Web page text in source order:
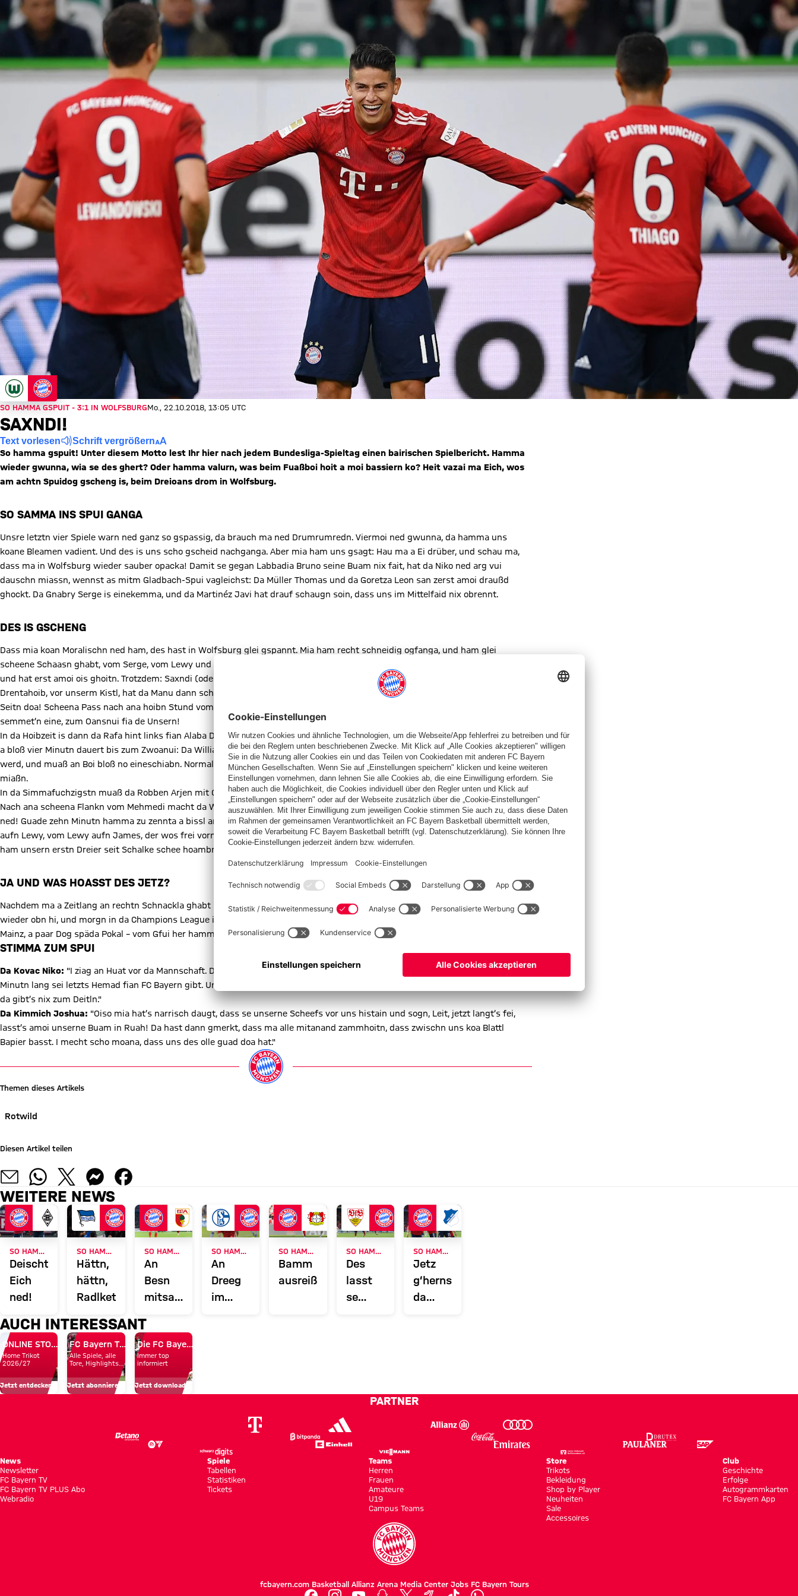
SO HAMMA GSPUIT - 3:1 IN WOLFSBURGMo., 22.10.2018, 13:05 UTC
SAXNDI!
Text vorlesen Schrift vergrößern
So hamma gspuit! Unter diesem Motto lest Ihr hier nach jedem Bundesliga-Spieltag einen bairischen Spielbericht. Hamma
wieder gwunna, wia se des ghert? Oder hamma valurn, was beim Fuaßboi hoit a moi bassiern ko? Heit vazai ma Eich, wos
am achtn Spuidog gscheng is, beim Dreioans drom in Wolfsburg.
SO SAMMA INS SPUI GANGA
Unsre letztn vier Spiele warn ned ganz so gspassig, da brauch ma ned Drumrumredn. Viermoi ned gwunna, da hamma uns
koane Bleamen vadient. Und des is uns scho gscheid nachganga. Aber mia ham uns gsagt: Hau ma a Ei drüber, und schau ma,
dass ma in Wolfsburg wieder sauber opacka! Damit se gegan Labbadia Bruno seine Buam nix fait, hat da Niko ned arg vui
dauschn miassn, wennst as mitm Gladbach-Spui vagleichst: Da Müller Thomas und da Goretza Leon san zerst amoi draußd
ghockt. Da Gnabry Serge is einekemma, und da Martinéz Javi hat drauf schaugn soin, dass uns im Mittelfaid nix obrennt.
DES IS GSCHENG
Dass mia koan Moralischn ned ham, des hast in Wolfsburg glei gspannt. Mia ham recht schneidig ogfanga, und ham glei
scheene Schaasn ghabt, vom Serge, vom Lewy und vom James. Aber da Casteels im Kastn vom VfL is ja a koa Haubndaucha,
und hat erst amoi ois ghoitn. Trotzdem: Saxndi (oder a Niedersaxn di, mia san ja in Wolfsburg!), so woi ma unsre Bayern segn!
Drentahoib, vor unserm Kistl, hat da Manu dann schee langsam a was zum Doa kriagt – aber an Duschara hat’s auf da andern
Seitn doa! Scheena Pass nach ana hoibn Stund vom Mats aufn Lewy, da Thiago lasst’n pfenningguad durch, und da Lewy
semmet’n eine, zum Oansnui fia de Unsern!
In da Hoibzeit is dann da Rafa hint links fian Alaba David einekemma, und mia ham koa bissl nachlassn. Und deswegn hat’s dann
a bloß vier Minutn dauert bis zum Zwoanui: Da William vo Wolfsburg kepfet vui z’kurz zum Casteels, da Lewy merkt, wos gspuit
werd, und muaß an Boi bloß no eineschiabn. Normalerweis is jetzad da Kad bissn, aber mia ham dann do no aweng ziddan
miaßn.
In da Simmafuchzigstn muaß da Robben Arjen mit Gaibrot nunta, und sechs Minutn drauf kassier ma pfeigrad as Zwoaoans.
Nach ana scheena Flankn vom Mehmedi macht da Weghorst sei Heisl. Ja Kreizdeife, geht des ebba wieder in’d Hosn? Na, gwiß
ned! Guade zehn Minutn hamma zu zennta a bissl an Fadn valorn. Aber in da Zwoarasibbzigstn lafft da Boi schee vom Thiago
aufn Lewy, vom Lewy aufn James, der wos frei vorm Heisl steht – und as Dreioans macht. Da war’d Mess dann gsunga, und mia
ham unsern erstn Dreier seit Schalke schee hoambracht.
JA UND WAS HOASST DES JETZ?
Nachdem ma a Zeitlang an rechtn Schnackla ghabt ham, soitat’s jetzad vorbei sei mit unserm Grant. In da Liga schnufen ma
wieder obn hi, und morgn in da Champions League in Athen woi ma glei unsern nächstn Dreier mitgeh lassn. Samsdog dann
Mainz, a paar Dog späda Pokal – vom Gfui her hamma a guads Gfui, dass jetzad ois schee ins Laffa kimmt bei uns.
STIMMA ZUM SPUI
Da Kovac Niko: "I ziag an Huat vor da Mannschaft. Des war gwiß ned leicht fia meine Buam. Aber mia woitn, dass a jeda neinzg
Minutn lang sei letzts Hemad fian FC Bayern gibt. Und des hamm’s guad hibracht. Des Dreioans war genau as richtige Ergebnis,
da gibt’s nix zum Deitln."
Da Kimmich Joshua: "Oiso mia hat’s narrisch daugt, dass se unserne Scheefs vor uns histain und sogn, Leit, jetzt langt’s fei,
lasst’s amoi unserne Buam in Ruah! Da hast dann gmerkt, dass ma alle mitanand zammhoitn, dass zwischn uns koa Blattl
Bapier basst. I mecht scho moana, dass uns des olle guad doa hat."
Themen dieses Artikels
Rotwild
Diesen Artikel teilen
WEITERE NEWS
Deischt’s
Eich
ned!
Hättn,
hättn,
Radlkettn
An
Besn
mitsamt
Butzfrau
An
Dreeg
im
Bamm
ausreißn!
Des
lasst
se
Jetz
g’herns
da
AUCH INTERESSANT
ONLINE STORE
Home Trikot
2026/27
Jetzt entdecken
FC Bayern TV PLUS
Alle Spiele, alle
Tore, Highlights
Jetzt abonnieren!
Die FC Bayern Apps
Immer top
informiert
Jetzt downloaden!
PARTNER
News
Newsletter
FC Bayern TV
FC Bayern TV PLUS Abo
Webradio
Spiele
Tabellen
Statistiken
Tickets
Teams
Herren
Frauen
Amateure
U19
Campus Teams
Store
Trikots
Bekleidung
Shop by Player
Neuheiten
Sale
Accessoires
Club
Geschichte
Erfolge
Autogrammkarten
FC Bayern App
fcbayern.com Basketball Allianz Arena Media Center Jobs FC Bayern Tours